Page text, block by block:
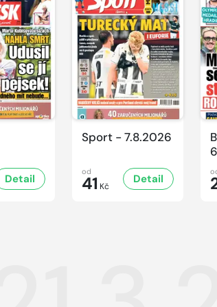
Detail
Sport - 7.8.2026
od
41 Kč
Detail